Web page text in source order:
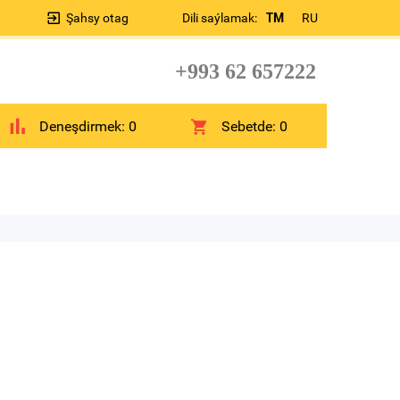
Dili saýlamak: TM RU
Şahsy otag
+993 62 657222
Deneşdirmek: 0 Sebetde:0